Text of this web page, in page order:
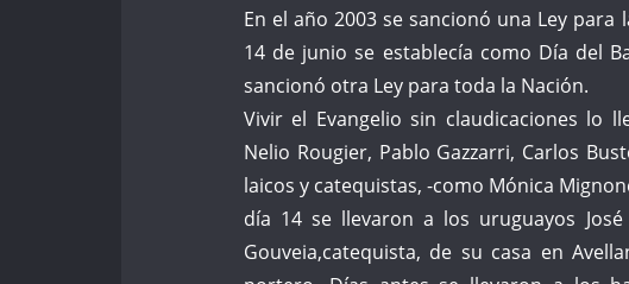
En el año 2003 se sancionó una Ley
14 de junio se establecía como Día del
sancionó otra Ley para toda la Nación.
Vivir el Evangelio sin claudicaciones lo
Nelio Rougier, Pablo Gazzarri, Carlos
laicos y catequistas, -como Mónica
día 14 se llevaron a los uruguayos
Gouveia,catequista, de su casa en